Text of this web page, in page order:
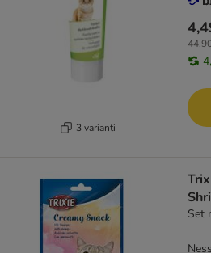
3 varianti
Set